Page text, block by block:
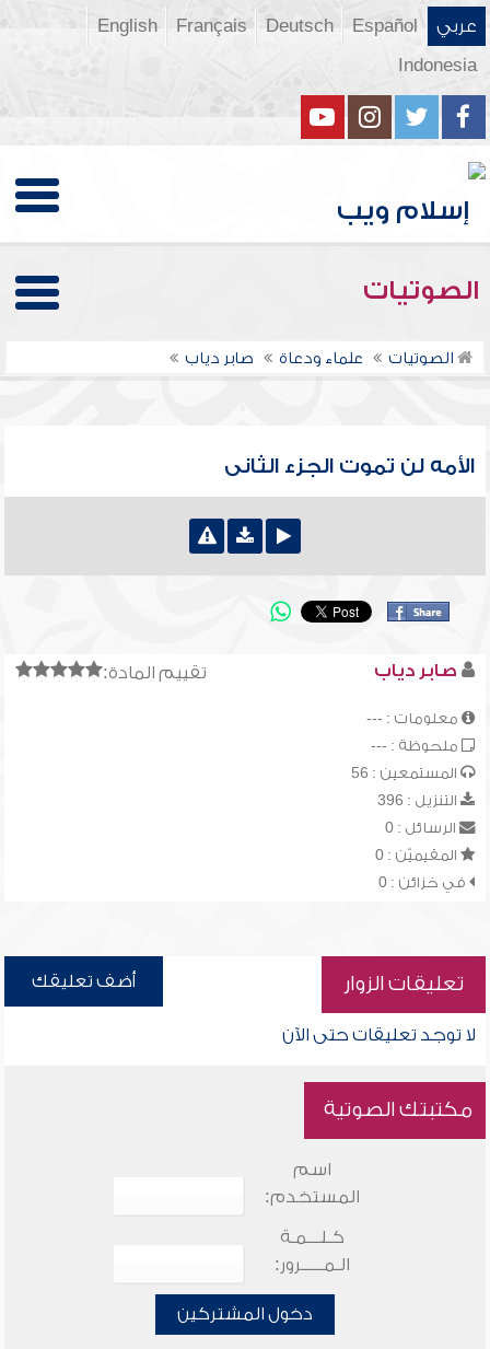
عربي Español
Deutsch
Français
English
Indonesia
الصوتيات
الصوتيات علماء ودعاة صابر دياب
الأمه لن تموت الجزء الثانى
تقييم المادة: صابر دياب
معلومات : ---
ملحوظة : ---
المستمعين : 56
التنزيل : 396
الرسائل : 0
المقيميّن : 0
في خزائن : 0
تعليقات الزوار أضف تعليقك
لا توجد تعليقات حتى الآن
مكتبتك الصوتية
اسم
المستخدم:
كـلـــمـة
الـمـــــرور:
دخول المشتركين